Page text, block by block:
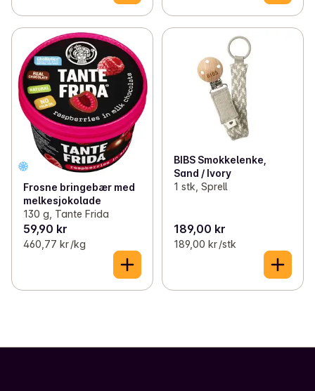
Frosne bringebær med
melkesjokolade
130 g, Tante Frida
59,90 kr
460,77 kr /kg
BIBS Smokkelenke,
Sand / Ivory
1 stk, Sprell
189,00 kr
189,00 kr /stk